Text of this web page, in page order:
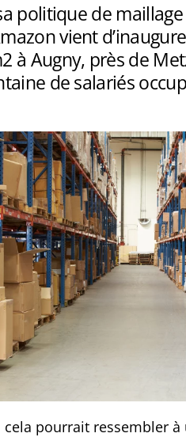
politique de
vient
à Augny, près de
de salariés
cela pourrait ressembler